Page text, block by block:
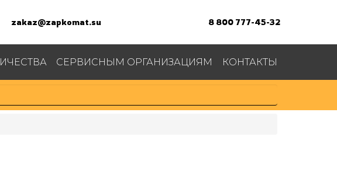
zakaz@zapkomat.su 8 800 777-45-32
СЕРВИСНЫМ ОРГАНИЗАЦИЯМ КОНТАКТЫ